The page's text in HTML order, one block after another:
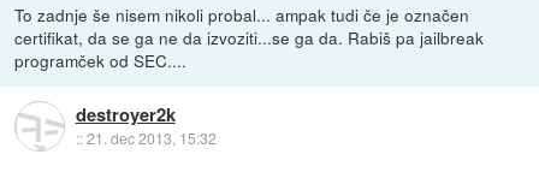
To zadnje še nisem nikoli probal... ampak tudi če je označen
certifikat, da se ga ne da izvoziti...se ga da. Rabiš pa jailbreak
programček od SEC....
destroyer2k
::21. dec 2013, 15:32